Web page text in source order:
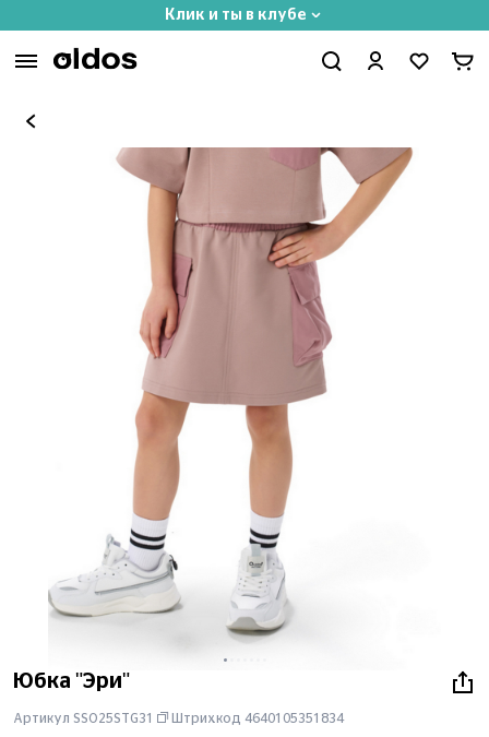
Клик и ты в клубе
Юбка "Эри"
Артикул SSO25STG31 Штрихкод 4640105351834
Добро пожаловать в Oldos. Лучше гулять!
Телефон
Получить код
Нажимая кнопку, я даю согласие на обработку персональных
данных и получение рассылок, принимаю условия
Ваши данные обрабатываются сервисом Yandex SmartCaptcha
или